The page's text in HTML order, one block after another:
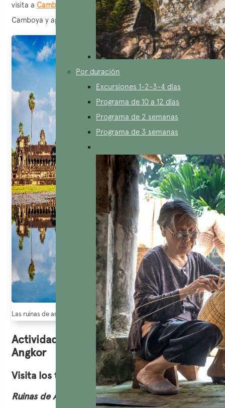
Por duración
Excursiones 1-2-3-4 días
Programa de 10 a 12 días
Programa de 2 semanas
Programa de 3 semanas
visita a Camboya
. Actualmente, Angkor es el símbolo de
Camboya y aparece en la bandera nacional de este país.
Las ruinas de angkor en Camboya (Fuente: Goutard.com)
Actividades al visitar Las Ruinas de
Angkor
Visita los templos
Ruinas de Angkor Vat